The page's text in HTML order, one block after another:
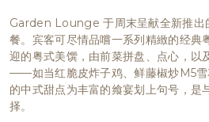
Garden Lounge 于周末呈献全新推出
餐。宾客可尽情品嚐一系列精緻的经典
迎的粤式美馔，由前菜拼盘、点心，以
——如当红脆皮炸子鸡、鲜藤椒炒M5雪
的中式甜点为丰富的飨宴划上句号，是
择。